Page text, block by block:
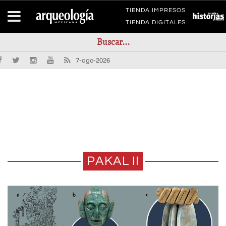
TIENDA IMPRESOS
TIENDA DIGITALES
7-ago-2026
PAKAL II